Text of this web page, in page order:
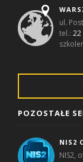
ul.
tel.:22
POZOSTAŁE
NIS2
NIS2,